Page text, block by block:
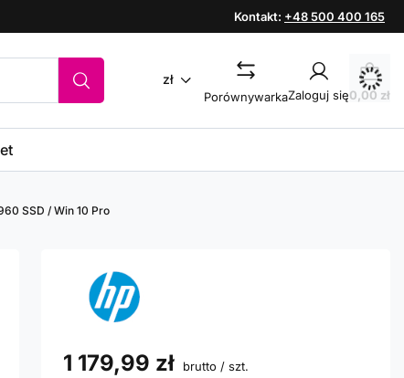
Kontakt: +48 500 400 165
zł
PorównywarkaZaloguj się0,00 zł
SSD / Win 10 Pro
1 179,99 zł brutto / szt.